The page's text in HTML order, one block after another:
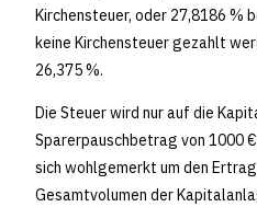
Kirchensteuer, oder 27,8186 %
keine Kirchensteuer gezahlt
26,375 %.
Die Steuer wird nur auf die
Sparerpauschbetrag von 1000
sich wohlgemerkt um den
Gesamtvolumen der